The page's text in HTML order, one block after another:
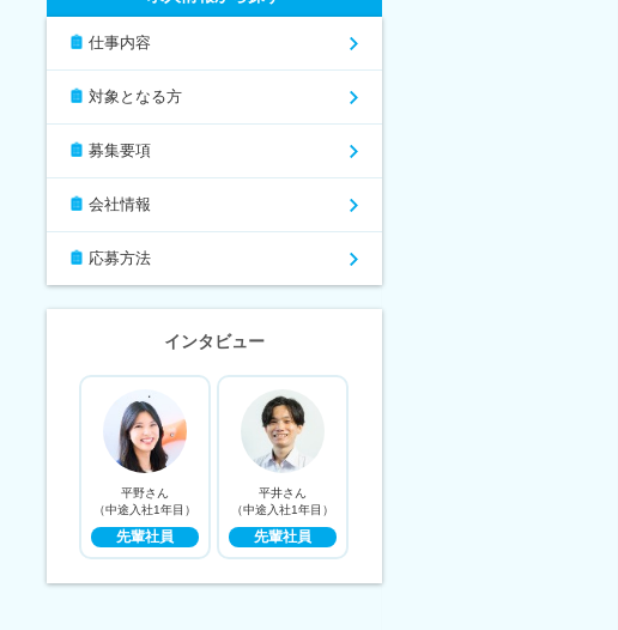
仕事内容
対象となる方
募集要項
会社情報
応募方法
インタビュー
平野さん
（中途入社1年目）
先輩社員
平井さん
（中途入社1年目）
先輩社員